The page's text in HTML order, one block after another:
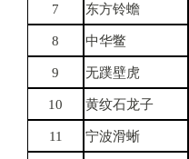
7 东方铃蟾
8 中华鳖
9 无蹼壁虎
10 黄纹石龙子
11 宁波滑蜥